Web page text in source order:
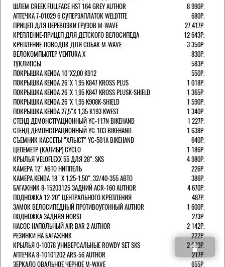
ШЛЕМ CREEK FULLFACE HST 164 GREY AUTHOR
8 990Р.
АПТЕЧКА 7-01029 6 СУПЕРЗАПЛАТОК WELDTITE
680Р.
ПРИЦЕП ДЛЯ ПЕРЕВОЗКИ ГРУЗОВ M-WAVE
27 417Р.
КРЕПЛЕНИЕ-ПРИЦЕП ДЛЯ ДЕТСКОГО ВЕЛОСИПЕДА
12 643Р.
КРЕПЛЕНИЕ-ПОВОДОК ДЛЯ СОБАК M-WAVE
3 350Р.
ВЕЛОКОМПЬЮТЕР VENTURA Х
830Р.
ТУКЛИПСЫ
583Р.
ПОКРЫШКА KENDA 10"Х2,00 K912
550Р.
ПОКРЫШКА KENDA 26"Х 1,95 K847 KROSS PLUS
1 018Р.
ПОКРЫШКА KENDA 26"Х 1,95 K847 KROSS PLUSK-SHIELD
1 365Р.
ПОКРЫШКА KENDA 26"Х 1,95 K908K-SHIELD
1 590Р.
ПОКРЫШКА KENDA 27,5"Х 1,35 K193 KWEST
1 340Р.
СТЕНД ДЕМОНСТРАЦИОННЫЙ YC-117N BIKEHAND
1 227Р.
СТЕНД ДЕМОНСТРАЦИОННЫЙ YC-103 BIKEHAND
1 638Р.
СЪЕМНИК КАССЕТЫ "ХЛЫСТ" YC-501A BIKEHAND
640Р.
ЦЕПЕМЕТР (КАЛИБР) CYCLO
1 186Р.
КРЫЛЬЯ VELOFLEXX 55 ДЛЯ 28". SKS
4 980Р.
КАМЕРА 12" АВТО НИППЕЛЬ
226Р.
КАМЕРА KENDA 18" Х 1.25-1.50", 32/40-355 АВТО
386Р.
БАГАЖНИК 8-15203125 ЗАДНИЙ ACR-160 AUTHOR
4 670Р.
ПОДНОЖКА 12-20" ЦЕНТРАЛЬНОГО КРЕПЛЕНИЯ
487Р.
ЗАМОК ВЕЛОСИПЕДНЫЙ ПРОТИВОУГОННЫЙ AUTHOR
1 600Р.
ПОДНОЖКА ЗАДНЯЯ HORST
273Р.
НАСОС НАПОЛЬНЫЙ AIR BAR 2 AUTHOR
2 142Р.
РЕЗИНКИ НА БАГАЖНИК
222Р.
КРЫЛЬЯ 0-10078 УНИВЕРСАЛЬНЫЕ ROWDY SET SKS
2 680Р.
АПТЕЧКА 8-10101202 ARS-56 AUTHOR
217Р.
ЗЕРКАЛО ОВАЛЬНОЕ ЧЕРНОЕ M-WAVE
655Р.